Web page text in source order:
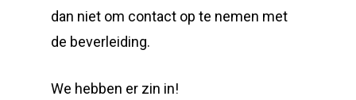
dan niet om contact op te nemen met
de beverleiding.
We hebben er zin in!